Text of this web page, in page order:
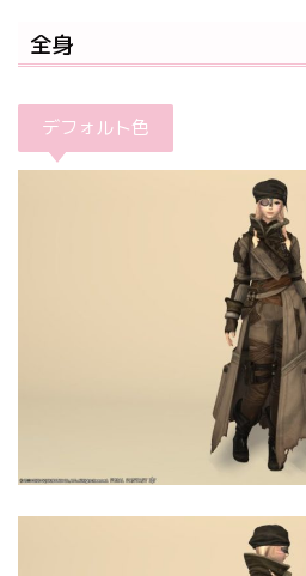
全身
デフォルト色